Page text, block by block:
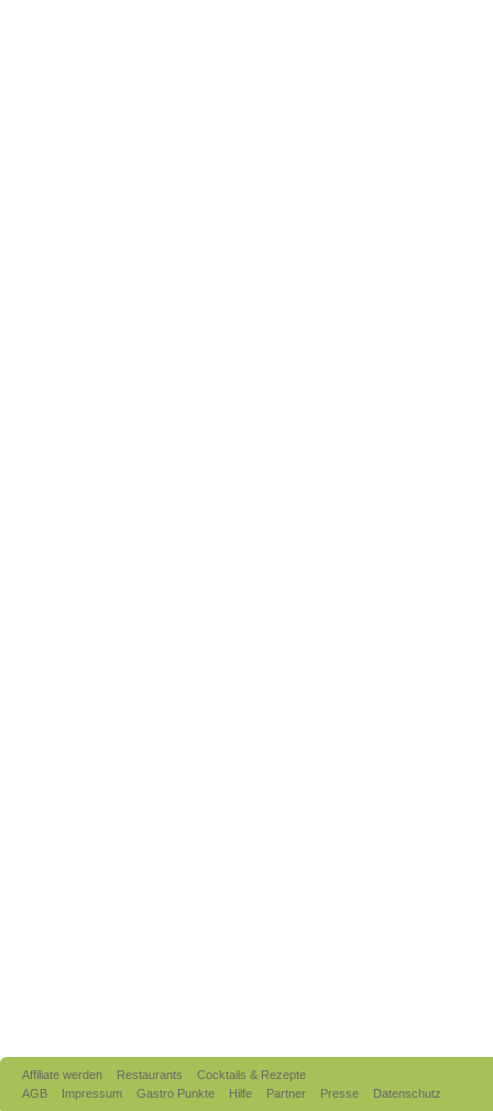
Affiliate werden Restaurants
Cocktails & Rezepte
AGB
Impressum Gastro Punkte Hilfe Partner Presse Datenschutz